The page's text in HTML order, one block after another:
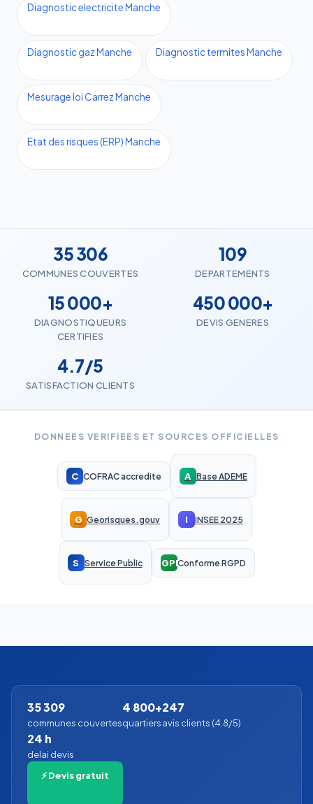
Diagnostic electricite Manche
Diagnostic gaz Manche Diagnostic termites Manche
Mesurage loi Carrez Manche
Etat des risques (ERP) Manche
35 306
COMMUNES COUVERTES
109
DEPARTEMENTS
15 000+
DIAGNOSTIQUEURS
CERTIFIES
450 000+
DEVIS GENERES
4.7/5
SATISFACTION CLIENTS
DONNEES VERIFIEES ET SOURCES OFFICIELLES
C COFRAC accredite A Base ADEME
G Georisques.gouv I INSEE 2025
S Service Public RGPDConforme RGPD
35 309
communes couvertes
4 800+
quartiers
247
avis clients (4.8/5)
24 h
delai devis
⚡ Devis gratuit